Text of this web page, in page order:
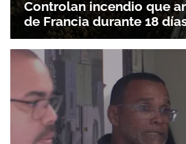
Controlan incendio que
de Francia durante 18